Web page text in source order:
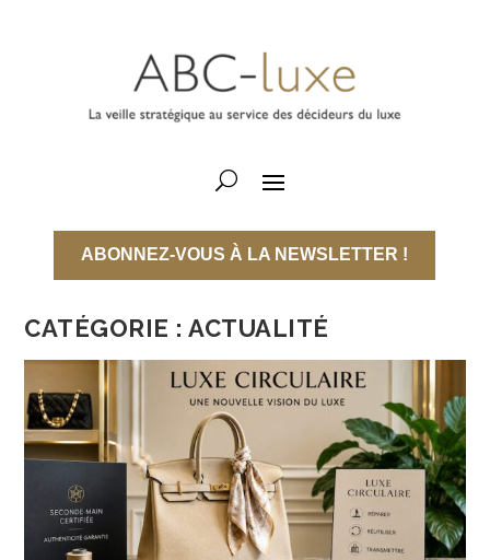
ABONNEZ-VOUS À LA NEWSLETTER !
CATÉGORIE :ACTUALITÉ